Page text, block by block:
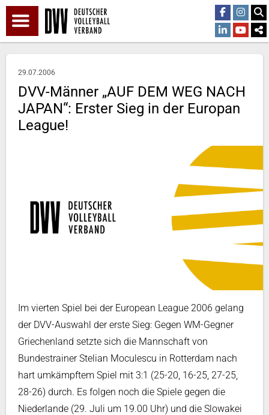
29.07.2006
DVV-Männer „AUF DEM WEG NACH
JAPAN“: Erster Sieg in der Europan
League!
Im vierten Spiel bei der European League 2006 gelang
der DVV-Auswahl der erste Sieg: Gegen WM-Gegner
Griechenland setzte sich die Mannschaft von
Bundestrainer Stelian Moculescu in Rotterdam nach
hart umkämpftem Spiel mit 3:1 (25-20, 16-25, 27-25,
28-26) durch. Es folgen noch die Spiele gegen die
Niederlande (29. Juli um 19.00 Uhr) und die Slowakei